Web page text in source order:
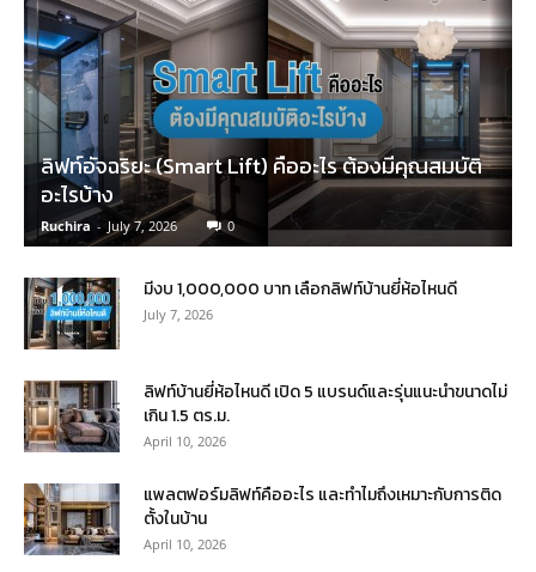
ลิฟท์อัจฉริยะ (Smart Lift) คืออะไร ต้องมีคุณสมบัติ
อะไรบ้าง
Ruchira - July 7, 2026 0
มีงบ 1,000,000 บาท เลือกลิฟท์บ้านยี่ห้อไหนดี
July 7, 2026
ลิฟท์บ้านยี่ห้อไหนดี เปิด 5 แบรนด์และรุ่นแนะนำขนาดไม่
เกิน 1.5 ตร.ม.
April 10, 2026
แพลตฟอร์มลิฟท์คืออะไร และทำไมถึงเหมาะกับการติด
ตั้งในบ้าน
April 10, 2026